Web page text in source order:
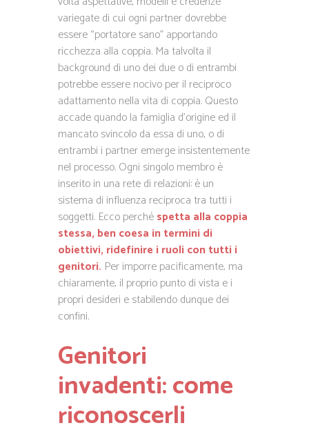
variegate di cui ogni partner dovrebbe
essere “portatore sano” apportando
ricchezza alla coppia. Ma talvolta il
background di uno dei due o di entrambi
potrebbe essere nocivo per il reciproco
adattamento nella vita di coppia. Questo
accade quando la famiglia d’origine ed il
mancato svincolo da essa di uno, o di
entrambi i partner emerge insistentemente
nel processo. Ogni singolo membro è
inserito in una rete di relazioni: è un
sistema di influenza reciproca tra tutti i
soggetti. Ecco perchéspetta alla coppia
stessa, ben coesa in termini di
obiettivi, ridefinire i ruoli con tutti i
genitori. Per imporre pacificamente, ma
chiaramente, il proprio punto di vista e i
propri desideri e stabilendo dunque dei
confini.
Genitori
invadenti: come
riconoscerli